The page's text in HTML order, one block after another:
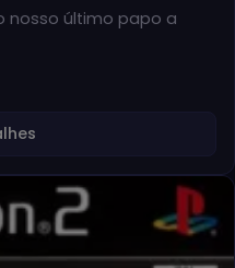
nosso último papo a